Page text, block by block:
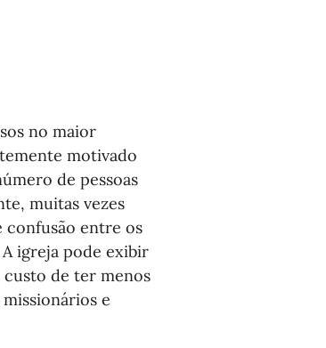
no maior
motivado
de pessoas
muitas vezes
confusão entre os
igreja pode exibir
custo de ter menos
e